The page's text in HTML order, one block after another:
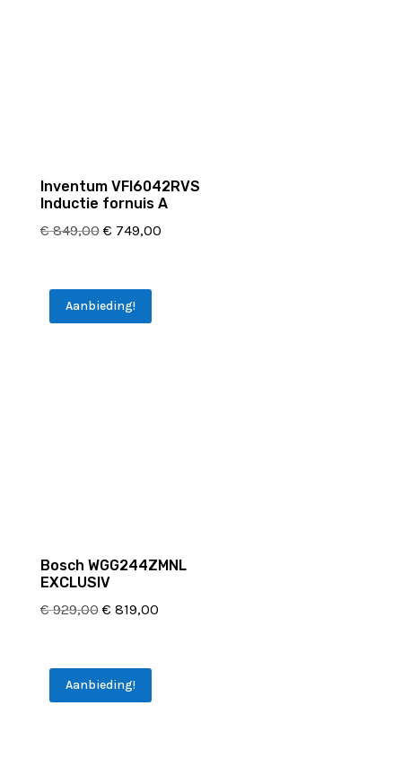
Inventum VFI6042RVS
Inductie fornuis A
€849,00 Oorspronkelijke
€ 849,00.
€ 749,00Huidige
Aanbieding!
Bosch WGG244ZMNL
EXCLUSIV
€929,00 Oorspronkelijke
€ 929,00.
€ 819,00Huidige
Aanbieding!